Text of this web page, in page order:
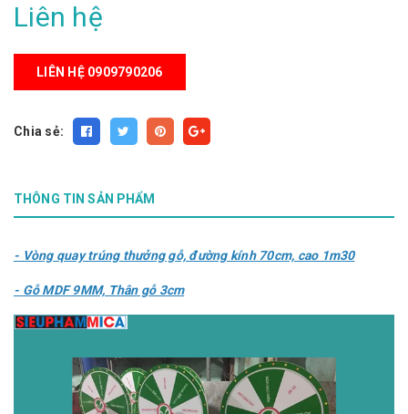
Liên hệ
LIÊN HỆ 0909790206
Chia sẻ:
THÔNG TIN SẢN PHẨM
- Vòng quay trúng thưởng gỗ, đường kính 70cm, cao 1m30
- Gỗ MDF 9MM, Thân gỗ 3cm